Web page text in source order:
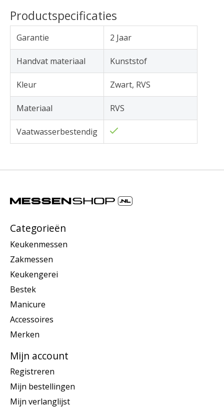
Productspecificaties
Garantie 2 Jaar
Handvat materiaal Kunststof
Kleur Zwart, RVS
Materiaal RVS
Vaatwasserbestendig
Categorieën
Keukenmessen
Zakmessen
Keukengerei
Bestek
Manicure
Accessoires
Merken
Mijn account
Registreren
Mijn bestellingen
Mijn verlanglijst